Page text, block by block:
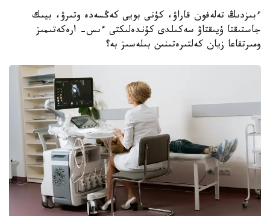
ءبىزدىڭ تەلەفون قاراۋ، كۇنى بويى كەڭسەدە وتىرۋ، بيىك
جاستىقتا ۇيىقتاۋ سەكىلدى كۇندەلىكتى ءىس- ارەكەتىمىز
ومىرتقاعا زيان كەلتىرەتىنىن بىلەسىز بە؟